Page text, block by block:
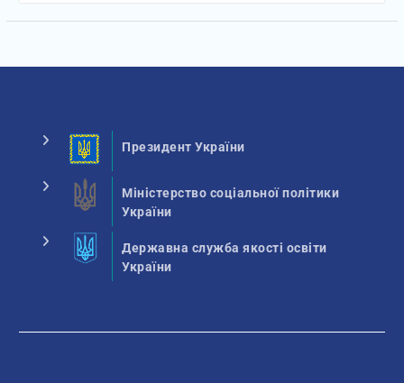
Президент України
Міністерство соціальної політики
України
Державна служба якості освіти
України